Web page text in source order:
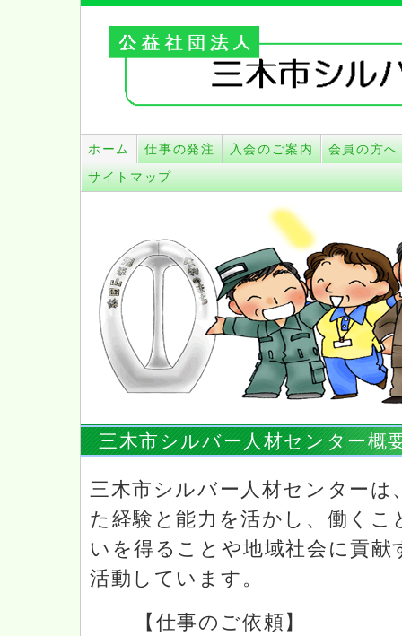
こ
の
ペ
ー
す。
プ
す
サ
ブ
メ
ュ
ー
へ
ホーム 仕事の発注 入会のご案内
会員の方へ
サイトマップ
本
文
の
エ
リ
ア
す。
三木市シルバー人材センター概
三木市シルバー人材センターは
た経験と能力を活かし、働くこ
いを得ることや地域社会に貢
活動しています。
【仕事のご依頼】